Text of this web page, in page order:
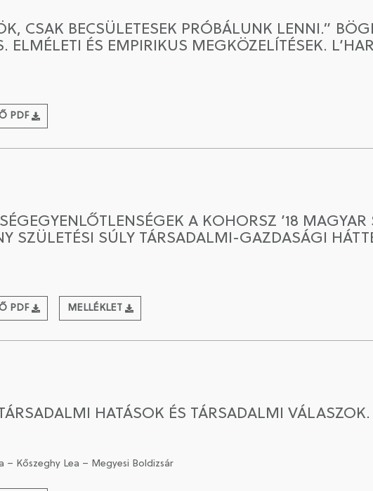
CSAK BECSÜLETESEK PRÓBÁLUNK LENNI.”
ELMÉLETI ÉS EMPIRIKUS MEGKÖZELÍTÉSEK.
PDF
A KOHORSZ ’18
SZÜLETÉSI SÚLY TÁRSADALMI-GAZDASÁGI
PDF MELLÉKLET
HATÁSOK ÉS TÁRSADALMI
– Kőszeghy Lea – Megyesi Boldizsár